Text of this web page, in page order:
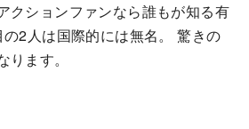
クションファンなら誰もが知る有
2人は国際的には無名。 驚きの
ます。